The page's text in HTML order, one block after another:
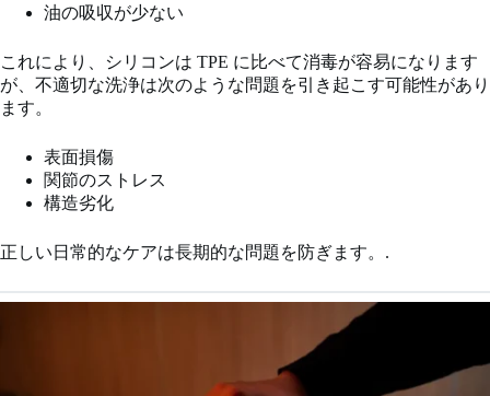
油の吸収が少ない
これにより、シリコンは TPE に比べて消毒が容易になります
が、不適切な洗浄は次のような問題を引き起こす可能性があり
ます。
表面損傷
関節のストレス
構造劣化
正しい日常的なケアは長期的な問題を防ぎます。.